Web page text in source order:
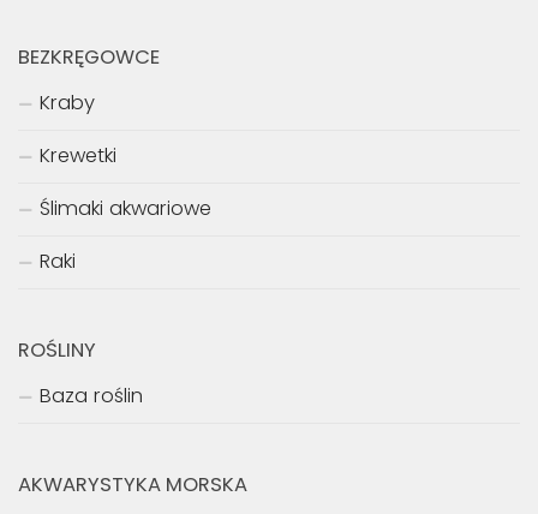
BEZKRĘGOWCE
Kraby
Krewetki
Ślimaki akwariowe
Raki
ROŚLINY
Baza roślin
AKWARYSTYKA MORSKA